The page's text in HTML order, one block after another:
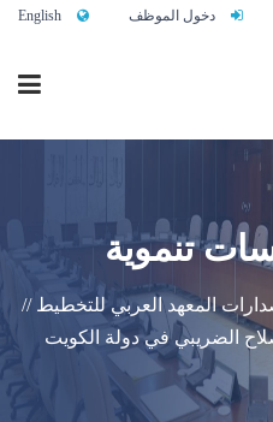
دخول الموظف English
تنموية
المعهد العربي للتخطيط //
الضريبي في دولة الكويت